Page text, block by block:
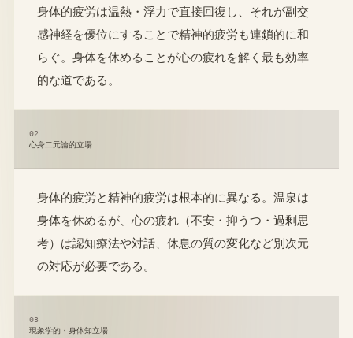
身体的疲労は温熱・浮力で直接回復し、それが副交
感神経を優位にすることで精神的疲労も連鎖的に和
らぐ。身体を休めることが心の疲れを解く最も効率
的な道である。
02
心身二元論的立場
身体的疲労と精神的疲労は根本的に異なる。温泉は
身体を休めるが、心の疲れ（不安・抑うつ・過剰思
考）は認知療法や対話、休息の質の変化など別次元
の対応が必要である。
03
現象学的・身体知立場